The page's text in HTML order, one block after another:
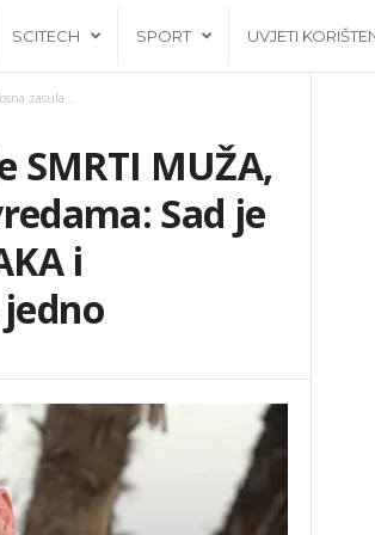
SCITECH SPORT UVJETI
zasula...
SMRTI MUŽA,
Sad je
i